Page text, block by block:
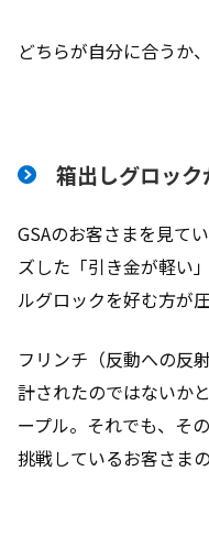
どちらが自分に合うか
箱出しグロッ
GSAのお客さまを見て
ズした「引き金が軽い
ルグロックを好む方が
フリンチ（反動への反
計されたのではないか
ープル。それでも、そ
挑戦しているお客さま